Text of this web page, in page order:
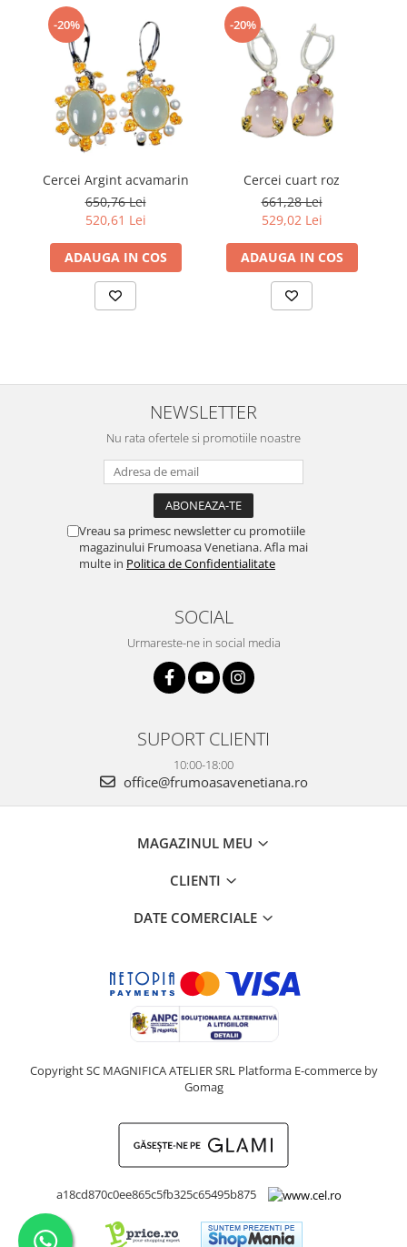
-20%
Cercei Argint acvamarin
650,76 Lei
520,61 Lei
ADAUGA IN COS
-20%
Cercei cuart roz
661,28 Lei
529,02 Lei
ADAUGA IN COS
NEWSLETTER
Nu rata ofertele si promotiile noastre
Vreau sa primesc newsletter cu promotiile
magazinului Frumoasa Venetiana. Afla mai
multe in Politica de Confidentialitate
SOCIAL
Urmareste-ne in social media
SUPORT CLIENTI
10:00-18:00
office@frumoasavenetiana.ro
MAGAZINUL MEU
CLIENTI
DATE COMERCIALE
Copyright SC MAGNIFICA ATELIER SRL Platforma E-commerce by
Gomag
a18cd870c0ee865c5fb325c65495b875